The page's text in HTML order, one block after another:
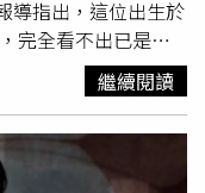
媽媽是打人專業戶，
大，並表示：「平
不留情。」打完後，
眶也微微泛紅：「雖
上，還是會心疼。」
一至五晚間5至7點
何宜珊巴掌。（圖
導指出，這位出生於
完全看不出已是
」細心地照顧小孫
耍，每個動作都流露
，根本就是媽媽！」
孩子的姐姐也有人
滿22歲、女生要年
繼續閱讀